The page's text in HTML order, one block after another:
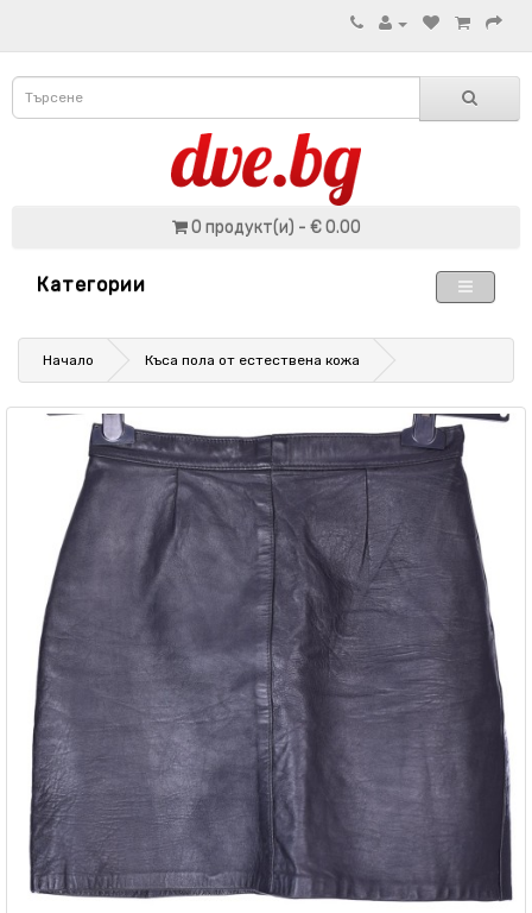
0 продукт(и) - € 0.00
Категории
Начало Къса пола от естествена кожа